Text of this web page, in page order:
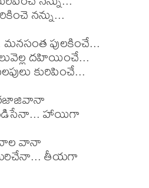
నన్ను...
పులకించే...
దహియించే...
కురిపించే...
హాయిగా
వానా
తీయగా